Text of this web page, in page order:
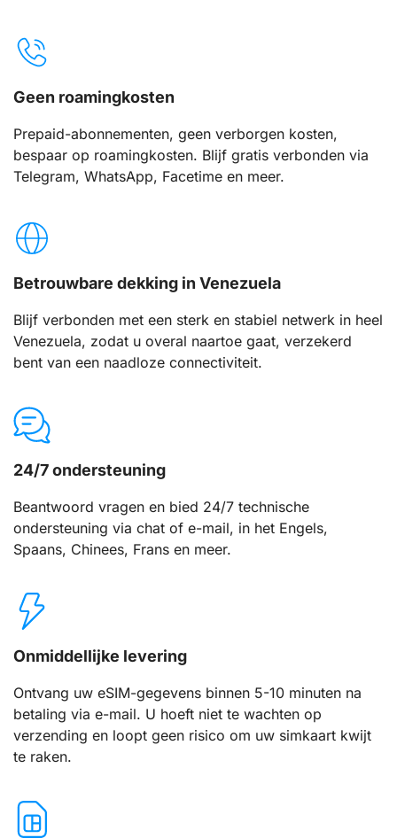
Geen roamingkosten
Prepaid-abonnementen, geen verborgen kosten,
bespaar op roamingkosten. Blijf gratis verbonden via
Telegram, WhatsApp, Facetime en meer.
Betrouwbare dekking in Venezuela
Blijf verbonden met een sterk en stabiel netwerk in heel
Venezuela, zodat u overal naartoe gaat, verzekerd
bent van een naadloze connectiviteit.
24/7 ondersteuning
Beantwoord vragen en bied 24/7 technische
ondersteuning via chat of e-mail, in het Engels,
Spaans, Chinees, Frans en meer.
Onmiddellijke levering
Ontvang uw eSIM-gegevens binnen 5-10 minuten na
betaling via e-mail. U hoeft niet te wachten op
verzending en loopt geen risico om uw simkaart kwijt
te raken.